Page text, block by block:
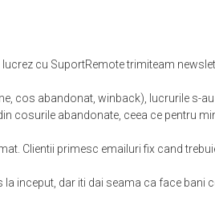
cu SuportRemote trimiteam
cos abandonat, winback), lucrurile s-
cosurile abandonate, ceea ce pentru
Clientii primesc emailuri fix cand
inceput, dar iti dai seama ca face bani